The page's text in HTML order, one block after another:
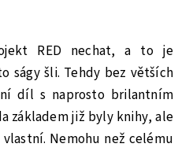
RED nechat, a to je
ságy šli. Tehdy bez větších
díl s naprosto brilantním
základem již byly knihy, ale
Nemohu než celému